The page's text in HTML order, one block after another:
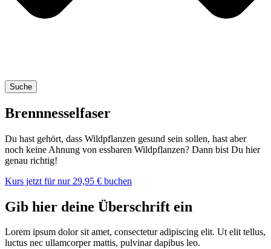
Suche
Brennnesselfaser
Du hast gehört, dass Wild­pflan­zen gesund sein sol­len, hast aber
noch kei­ne Ahnung von ess­ba­ren Wild­pflan­zen? Dann bist Du hier
genau richtig!
Kurs jetzt für nur 29,95 € buchen
Gib hier deine Überschrift ein
Lorem ipsum dolor sit amet, con­sec­te­tur adi­pi­scing elit. Ut elit tel­lus,
luc­tus nec ullam­cor­per mat­tis, pul­vi­nar dapi­bus leo.